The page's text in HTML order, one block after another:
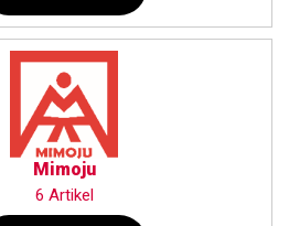
Mimoju
6 Artikel